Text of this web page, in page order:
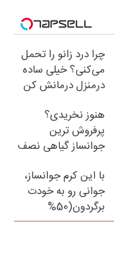
چرا درد زانو را تحمل
می‌کنی؟ خیلی ساده
درمنزل درمانش کن
هنوز نخریدی؟
پرفروش ترین
جوانساز گیاهی نصف
با این کرم جوانساز،
جوانی رو به خودت
برگردون(50%
تخفیف)